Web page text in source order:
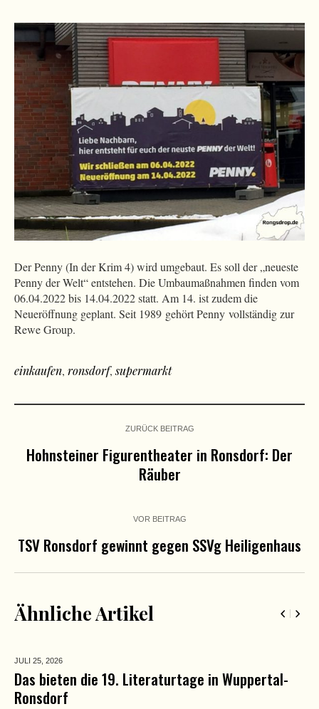
Der Penny (In der Krim 4) wird umgebaut. Es soll der „neueste
Penny der Welt“ entstehen. Die Umbaumaßnahmen finden vom
06.04.2022 bis 14.04.2022 statt. Am 14. ist zudem die
Neueröffnung geplant. Seit 1989 gehört Penny vollständig zur
Rewe Group.
einkaufen, ronsdorf,supermarkt
ZURÜCK BEITRAG
Hohnsteiner Figurentheater in Ronsdorf: Der
Räuber
VOR BEITRAG
TSV Ronsdorf gewinnt gegen SSVg Heiligenhaus
Ähnliche Artikel
JULI 25, 2026
Das bieten die 19. Literaturtage in Wuppertal-
Ronsdorf